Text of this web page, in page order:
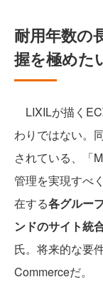
耐用年数の
握を極めた
LIXILが描く
わりではない。
されている、「
管理を実現すべ
在する各グルー
ンドのサイト統
氏。将来的な要
Commerceだ。